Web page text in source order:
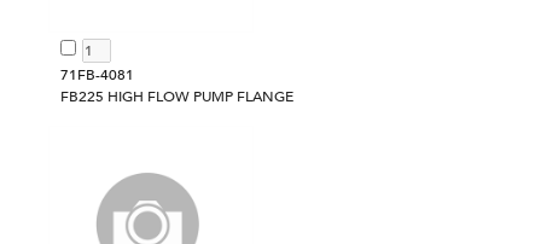
71FB-4081
FB225 HIGH FLOW PUMP FLANGE